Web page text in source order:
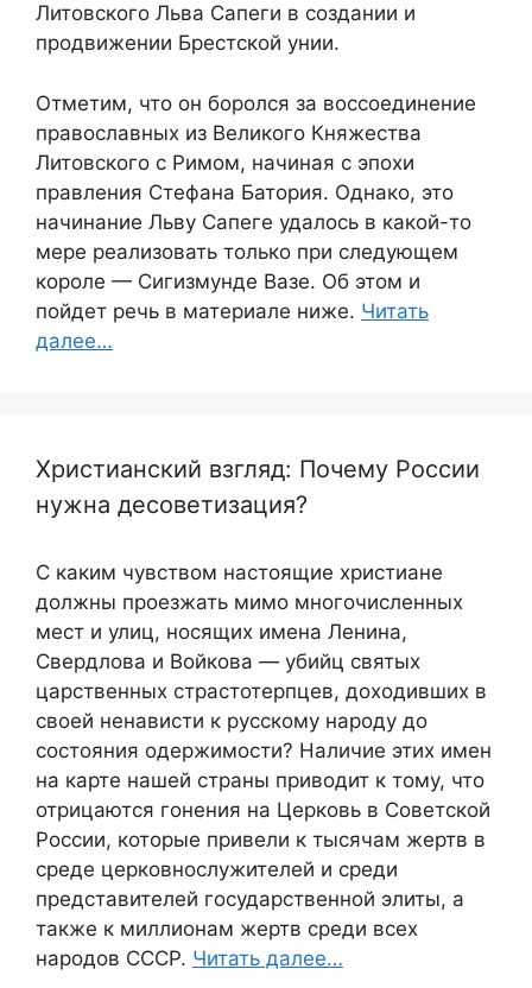
Литовского Льва Сапеги в создании и
продвижении Брестской унии.
Отметим, что он боролся за воссоединение
православных из Великого Княжества
Литовского с Римом, начиная с эпохи
правления Стефана Батория. Однако, это
начинание Льву Сапеге удалось в какой-то
мере реализовать только при следующем
короле — Сигизмунде Вазе. Об этом и
пойдет речь в материале ниже. Читать
далее…
Христианский взгляд: Почему России
нужна десоветизация?
С каким чувством настоящие христиане
должны проезжать мимо многочисленных
мест и улиц, носящих имена Ленина,
Свердлова и Войкова — убийц святых
царственных страстотерпцев, доходивших в
своей ненависти к русскому народу до
состояния одержимости? Наличие этих имен
на карте нашей страны приводит к тому, что
отрицаются гонения на Церковь в Советской
России, которые привели к тысячам жертв в
среде церковнослужителей и среди
представителей государственной элиты, а
также к миллионам жертв среди всех
народов СССР. Читать далее…